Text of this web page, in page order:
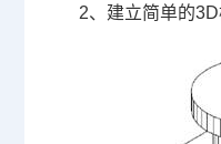
2、建立简单的3D